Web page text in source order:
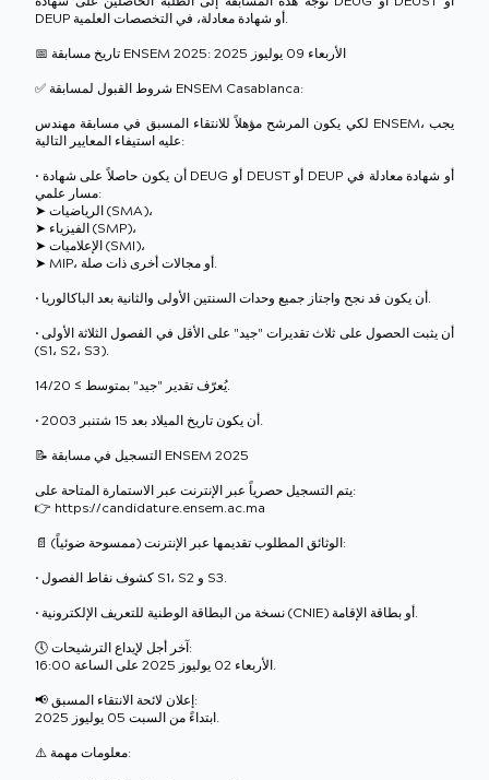
DEUP أو شهادة معادلة، في التخصصات العلمية.
📅 تاريخ مسابقة ENSEM 2025: الأربعاء 09 يوليوز 2025
✅ شروط القبول لمسابقة ENSEM Casablanca:
لكي يكون المرشح مؤهلاً للانتقاء المسبق في مسابقة مهندس ENSEM، يجب
عليه استيفاء المعايير التالية:
• أن يكون حاصلاً على شهادة DEUG أو DEUST أو DEUP أو شهادة معادلة في
مسار علمي:
➤ الرياضيات (SMA)،
➤ الفيزياء (SMP)،
➤ الإعلاميات (SMI)،
➤ MIP، أو مجالات أخرى ذات صلة.
• أن يكون قد نجح واجتاز جميع وحدات السنتين الأولى والثانية بعد الباكالوريا.
• أن يثبت الحصول على ثلاث تقديرات "جيد" على الأقل في الفصول الثلاثة الأولى
(S1، S2، S3).
يُعرّف تقدير "جيد" بمتوسط ≥ 14/20.
• أن يكون تاريخ الميلاد بعد 15 شتنبر 2003.
📝 التسجيل في مسابقة ENSEM 2025
يتم التسجيل حصرياً عبر الإنترنت عبر الاستمارة المتاحة على:
👉 https://candidature.ensem.ac.ma
📄 الوثائق المطلوب تقديمها عبر الإنترنت (ممسوحة ضوئياً):
• كشوف نقاط الفصول S1، S2 و S3.
• نسخة من البطاقة الوطنية للتعريف الإلكترونية (CNIE) أو بطاقة الإقامة.
🕔 آخر أجل لإيداع الترشيحات:
الأربعاء 02 يوليوز 2025 على الساعة 16:00.
📢 إعلان لائحة الانتقاء المسبق:
ابتداءً من السبت 05 يوليوز 2025.
⚠️ معلومات مهمة: